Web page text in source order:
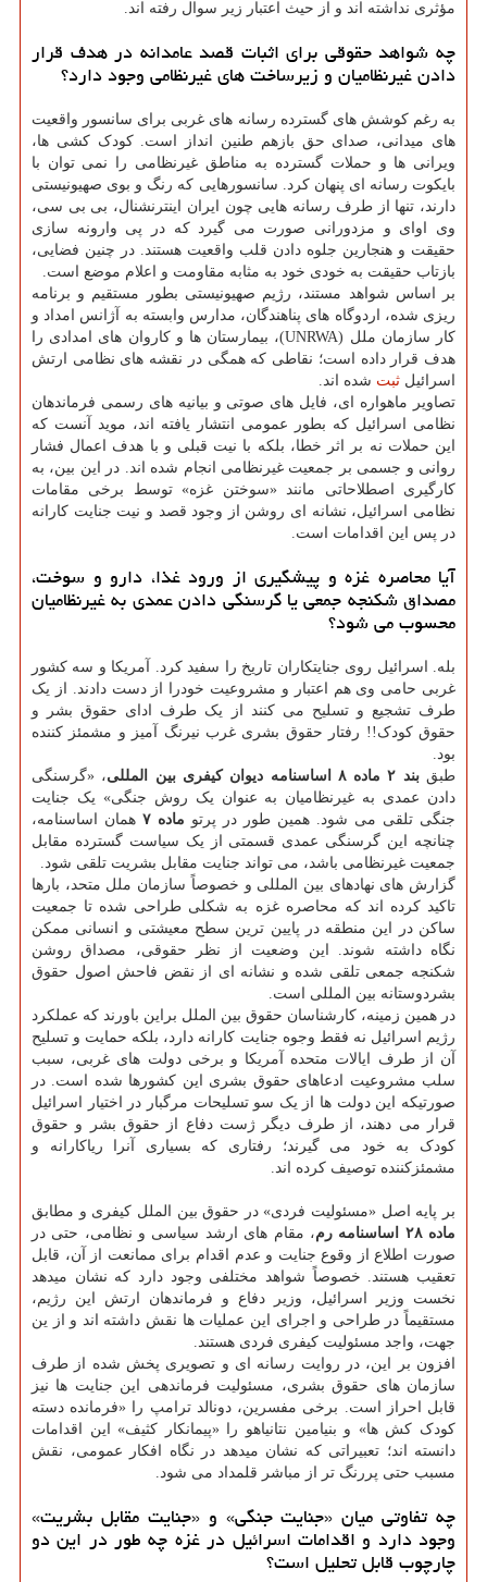
مؤثری نداشته اند و از حیث اعتبار زیر سوال رفته اند.
چه شواهد حقوقی برای اثبات قصد عامدانه در هدف قرار
دادن غیرنظامیان و زیرساخت های غیرنظامی وجود دارد؟
به رغم کوشش های گسترده رسانه های غربی برای سانسور واقعیت
های میدانی، صدای حق بازهم طنین انداز است. کودک کشی ها،
ویرانی ها و حملات گسترده به مناطق غیرنظامی را نمی توان با
بایکوت رسانه ای پنهان کرد. سانسورهایی که رنگ و بوی صهیونیستی
دارند، تنها از طرف رسانه هایی چون ایران اینترنشنال، بی بی سی،
وی اوای و مزدورانی صورت می گیرد که در پی وارونه سازی
حقیقت و هنجارین جلوه دادن قلب واقعیت هستند. در چنین فضایی،
بازتاب حقیقت به خودی خود به مثابه مقاومت و اعلام موضع است.
بر اساس شواهد مستند، رژیم صهیونیستی بطور مستقیم و برنامه
ریزی شده، اردوگاه های پناهندگان، مدارس وابسته به آژانس امداد و
کار سازمان ملل (UNRWA)، بیمارستان ها و کاروان های امدادی را
هدف قرار داده است؛ نقاطی که همگی در نقشه های نظامی ارتش
اسرائیل ثبت شده اند.
تصاویر ماهواره ای، فایل های صوتی و بیانیه های رسمی فرماندهان
نظامی اسرائیل که بطور عمومی انتشار یافته اند، موید آنست که
این حملات نه بر اثر خطا، بلکه با نیت قبلی و با هدف اعمال فشار
روانی و جسمی بر جمعیت غیرنظامی انجام شده اند. در این بین، به
کارگیری اصطلاحاتی مانند «سوختن غزه» توسط برخی مقامات
نظامی اسرائیل، نشانه ای روشن از وجود قصد و نیت جنایت کارانه
در پس این اقدامات است.
آیا محاصره غزه و پیشگیری از ورود غذا، دارو و سوخت،
مصداق شکنجه جمعی یا گرسنگی دادن عمدی به غیرنظامیان
محسوب می شود؟
بله. اسرائیل روی جنایتکاران تاریخ را سفید کرد. آمریکا و سه کشور
غربی حامی وی هم اعتبار و مشروعیت خودرا از دست دادند. از یک
طرف تشجیع و تسلیح می کنند از یک طرف ادای حقوق بشر و
حقوق کودک!! رفتار حقوق بشری غرب نیرنگ آمیز و مشمئز کننده
بود.
طبقبند ۲ ماده ۸ اساسنامه دیوان کیفری بین المللی
، «گرسنگی
دادن عمدی به غیرنظامیان به عنوان یک روش جنگی» یک جنایت
جنگی تلقی می شود. همین طور در پرتو ماده ۷
همان اساسنامه،
چنانچه این گرسنگی عمدی قسمتی از یک سیاست گسترده مقابل
جمعیت غیرنظامی باشد، می تواند جنایت مقابل بشریت تلقی شود.
گزارش های نهادهای بین المللی و خصوصاً سازمان ملل متحد، بارها
تاکید کرده اند که محاصره غزه به شکلی طراحی شده تا جمعیت
ساکن در این منطقه در پایین ترین سطح معیشتی و انسانی ممکن
نگاه داشته شوند. این وضعیت از نظر حقوقی، مصداق روشن
شکنجه جمعی تلقی شده و نشانه ای از نقض فاحش اصول حقوق
بشردوستانه بین المللی است.
در همین زمینه، کارشناسان حقوق بین الملل براین باورند که عملکرد
رژیم اسرائیل نه فقط وجوه جنایت کارانه دارد، بلکه حمایت و تسلیح
آن از طرف ایالات متحده آمریکا و برخی دولت های غربی، سبب
سلب مشروعیت ادعاهای حقوق بشری این کشورها شده است. در
صورتیکه این دولت ها از یک سو تسلیحات مرگبار در اختیار اسرائیل
قرار می دهند، از طرف دیگر ژست دفاع از حقوق بشر و حقوق
کودک به خود می گیرند؛ رفتاری که بسیاری آنرا ریاکارانه و
مشمئزکننده توصیف کرده اند.
بر پایه اصل «مسئولیت فردی» در حقوق بین الملل کیفری و مطابق
ماده ۲۸ اساسنامه رم
، مقام های ارشد سیاسی و نظامی، حتی در
صورت اطلاع از وقوع جنایت و عدم اقدام برای ممانعت از آن، قابل
تعقیب هستند. خصوصاً شواهد مختلفی وجود دارد که نشان میدهد
نخست وزیر اسرائیل، وزیر دفاع و فرماندهان ارتش این رژیم،
مستقیماً در طراحی و اجرای این عملیات ها نقش داشته اند و از ین
جهت، واجد مسئولیت کیفری فردی هستند.
افزون بر این، در روایت رسانه ای و تصویری پخش شده از طرف
سازمان های حقوق بشری، مسئولیت فرماندهی این جنایت ها نیز
قابل احراز است. برخی مفسرین، دونالد ترامپ را «فرمانده دسته
کودک کش ها» و بنیامین نتانیاهو را «پیمانکار کثیف» این اقدامات
دانسته اند؛ تعبیراتی که نشان میدهد در نگاه افکار عمومی، نقش
مسبب حتی پررنگ تر از مباشر قلمداد می شود.
چه تفاوتی میان «جنایت جنگی» و «جنایت مقابل بشریت»
وجود دارد و اقدامات اسرائیل در غزه چه طور در این دو
چارچوب قابل تحلیل است؟